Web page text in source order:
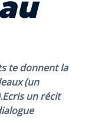
te donnent la
(un
un récit